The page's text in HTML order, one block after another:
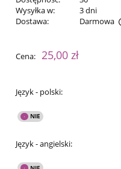
Wysyłka w:
3 dni
Dostawa:
Darmowa
Cena nie zawiera
Cena: 25,00 zł
Język - polski:
Język - angielski: